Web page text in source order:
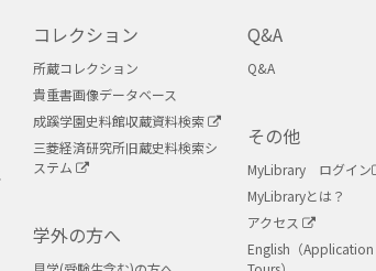
コレクション
所蔵コレクション
貴重書画像データベース
成蹊学園史料館収蔵資料検索
三菱経済研究所旧蔵史料検索シ
ステム
学外の方へ
Q&A
Q&A
その他
MyLibrary ログイン
MyLibraryとは？
アクセス
English（